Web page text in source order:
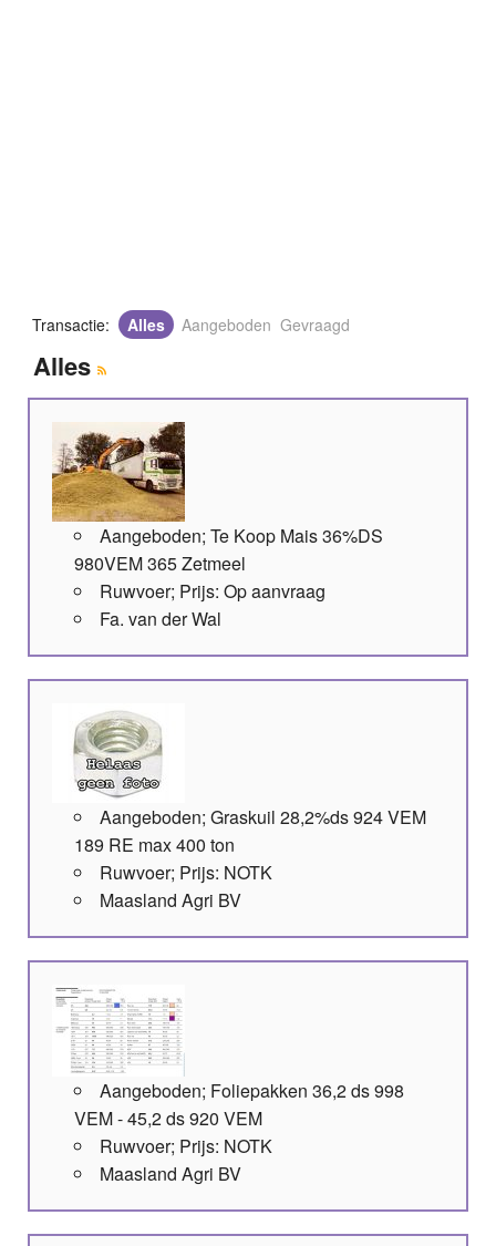
Transactie: Alles Aangeboden Gevraagd
Alles
Aangeboden; Te Koop Mais 36%DS
980VEM 365 Zetmeel
Ruwvoer; Prijs: Op aanvraag
Fa. van der Wal
Aangeboden; Graskuil 28,2%ds 924 VEM
189 RE max 400 ton
Ruwvoer; Prijs: NOTK
Maasland Agri BV
Aangeboden; Foliepakken 36,2 ds 998
VEM - 45,2 ds 920 VEM
Ruwvoer; Prijs: NOTK
Maasland Agri BV